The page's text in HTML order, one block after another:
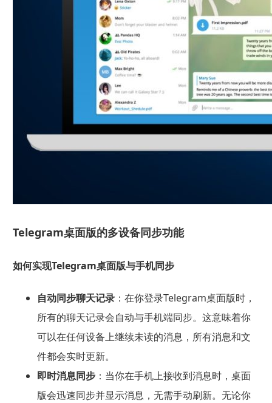
Telegram桌面版的多设备同步功能
如何实现Telegram桌面版与手机同步
自动同步聊天记录：在你登录Telegram桌面版时，
所有的聊天记录会自动与手机端同步。这意味着你
可以在任何设备上继续未读的消息，所有消息和文
件都会实时更新。
即时消息同步：当你在手机上接收到消息时，桌面
版会迅速同步并显示消息，无需手动刷新。无论你